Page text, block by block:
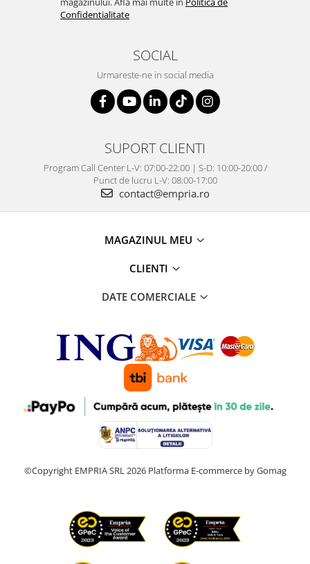
Confidentialitate
SOCIAL
Urmareste-ne in social media
SUPORT CLIENTI
Program Call Center L-V: 07:00-22:00 | S-D: 10:00-20:00 /
Punct de lucru L-V: 08:00-17:00
contact@empria.ro
MAGAZINUL MEU
CLIENTI
DATE COMERCIALE
©Copyright EMPRIA SRL 2026 Platforma E-commerce by Gomag